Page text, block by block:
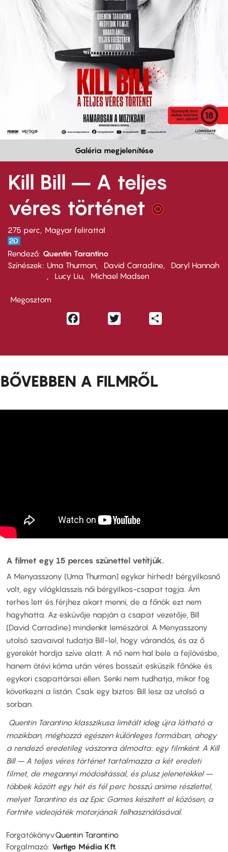
Galéria megjelenítése
Kill Bill – A teljes
véres történet
275 perc, Magyar felirattal
Rendező Quentin Tarantino
Színészek
Uma Thurman David Carradine
Daryl Hannah
Lucy Liu
Michael Madsen
Megosztom
Facebook
BŐVEBBEN A FILMRŐL
A filmet egy 15 perces szünettel vetítjük.
A Menyasszony (Uma Thurman) egykor hírhedt bérgyilkosnő
volt, egy világklasszis női bérgyilkos-csapat tagja. Ám
terhes lett és férjhez akart menni, de a főnök ezt nem
hagyhatta. Az esküvője napján a csapat vezetője, Bill
(David Carradine) mindenkit lemészárol. A Menyasszony
utolsó szavaival tudatja Bill-lel, hogy várandós, és az ő
gyerekét hordja szíve alatt. A nő nem hal bele a fejlövésbe,
hanem ötévi kóma után véres bosszút esküszik főnöke és
egykori csapattársai ellen. Senki nem tudhatja, mikor fog
következni a listán. Csak egy biztos: Bill lesz az utolsó a
sorban.
Quentin Tarantino klasszikusa limitált ideig újra látható a
mozikban, méghozzá egészen különleges formában, ahogy
a rendező eredetileg vászonra álmodta: egy filmként. A Kill
Bill – A teljes véres történet tartalmazza a két eredeti
filmet, de megannyi módosítással, és plusz jelenetekkel –
többek között egy hét és fél perc hosszú anime részlettel,
melyet Tarantino és az Epic Games készített el közösen, a
Fortnite videojáték motorjának felhasználásával.
ForgatókönyvQuentin Tarantino
Forgalmazó Vertigo Média Kft.